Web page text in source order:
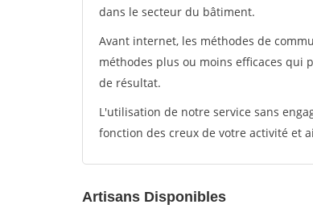
dans le secteur du bâtiment.
Avant internet, les méthodes de
méthodes plus ou moins efficaces qui
de résultat.
L'utilisation de notre service sans
fonction des creux de votre activité et
Artisans Disponibles